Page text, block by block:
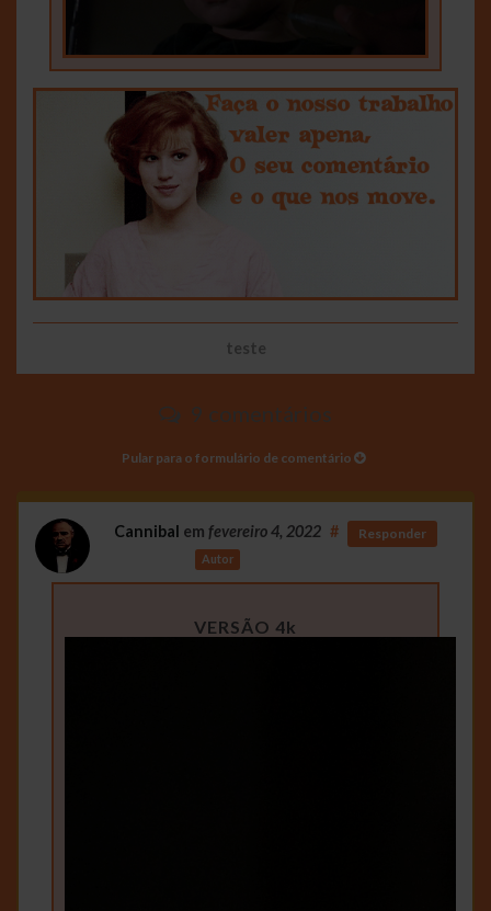
teste
9 comentários
Pular para o formulário de comentário
Cannibal em fevereiro 4, 2022
Autor
# Responder
VERSÃO 4k